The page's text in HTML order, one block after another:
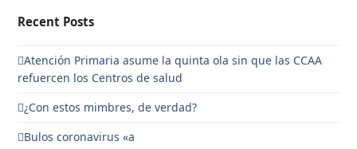
Recent Posts
Atención Primaria asume la quinta ola sin que las CCAA
refuercen los Centros de salud
¿Con estos mimbres, de verdad?
Bulos coronavirus «a